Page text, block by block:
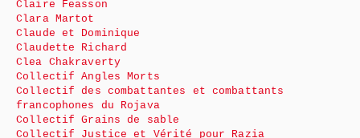
Claire Feasson
Clara Martot
Claude et Dominique
Claudette Richard
Clea Chakraverty
Collectif Angles Morts
Collectif des combattantes et combattants
francophones du Rojava
Collectif Grains de sable
Collectif Justice et Vérité pour Razia